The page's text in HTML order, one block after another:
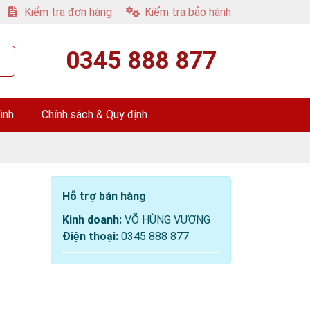
Kiểm tra đơn hàng Kiểm tra bảo hành
0345 888 877
Chính sách & Quy định
Hỗ trợ bán hàng
Kinh doanh: VÕ HÙNG VƯƠNG
Điện thoại: 0345 888 877